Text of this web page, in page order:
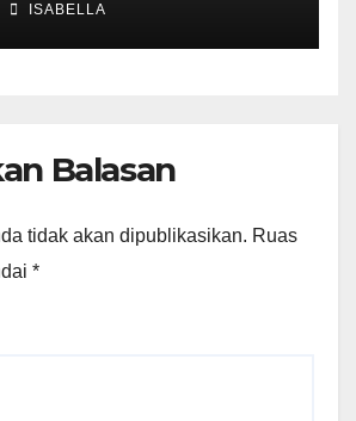
ISABELLA
Balasan
tidak akan dipublikasikan. Ruas
*